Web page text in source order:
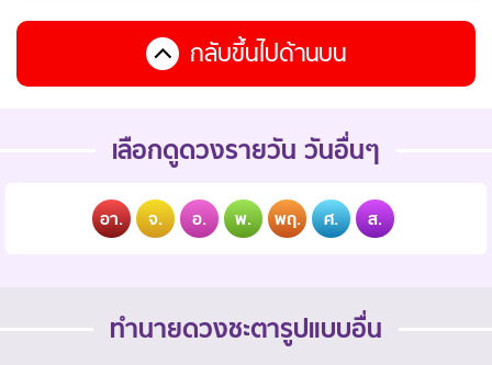
กลับขึ้นไปด้านบน
เลือกดูดวงรายวัน วันอื่นๆ
อา. จ. อ. พ. พฤ. ศ. ส.
ทำนายดวงชะตารูปแบบอื่น